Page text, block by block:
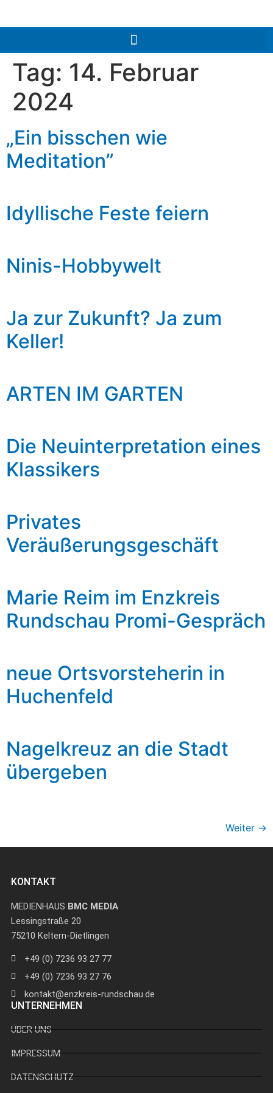
Tag: 14. Februar
2024
„Ein bisschen wie
Meditation”
Idyllische Feste feiern
Ninis-Hobbywelt
Ja zur Zukunft? Ja zum
Keller!
ARTEN IM GARTEN
Die Neuinterpretation eines
Klassikers
Privates
Veräußerungsgeschäft
Marie Reim im Enzkreis
Rundschau Promi-Gespräch
neue Ortsvorsteherin in
Huchenfeld
Nagelkreuz an die Stadt
übergeben
Weiter →
KONTAKT
MEDIENHAUS BMC MEDIA
Lessingstraße 20
75210 Keltern-Dietlingen
+49 (0) 7236 93 27 77
+49 (0) 7236 93 27 76
kontakt@enzkreis-rundschau.de
UNTERNEHMEN
ÜBER UNS
IMPRESSUM
DATENSCHUTZ